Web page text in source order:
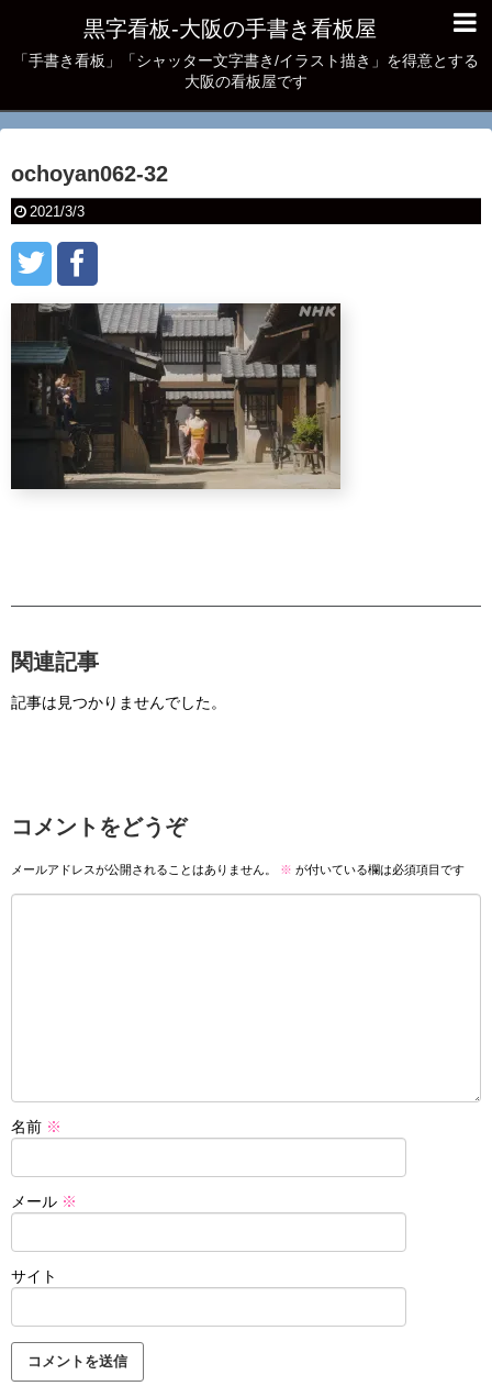
黒字看板‐大阪の手書き看板屋
「手書き看板」「シャッター文字書き/イラスト描き」を得意とする
大阪の看板屋です
ochoyan062-32
2021/3/3
関連記事
記事は見つかりませんでした。
コメントをどうぞ
メールアドレスが公開されることはありません。 ※ が付いている欄は必須項目です
名前 ※
メール ※
サイト